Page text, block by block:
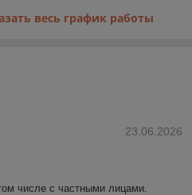
весь график работы
23.06.2026
числе с частными лицами.